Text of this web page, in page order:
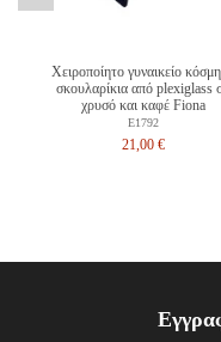
Χειροποίητο γυναικείο
σκουλαρίκια από plexiglass
χρυσό και καφέ Fiona
E1792
21,00 €